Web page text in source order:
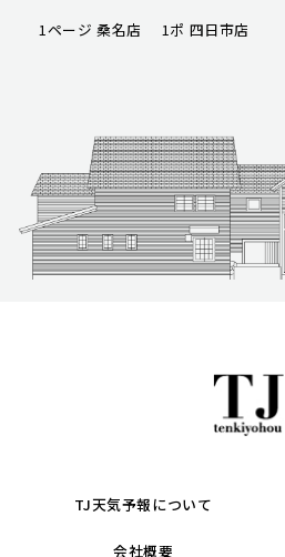
1ページ 桑名店 1ポ 四日市店
TJ天気予報について
会社概要